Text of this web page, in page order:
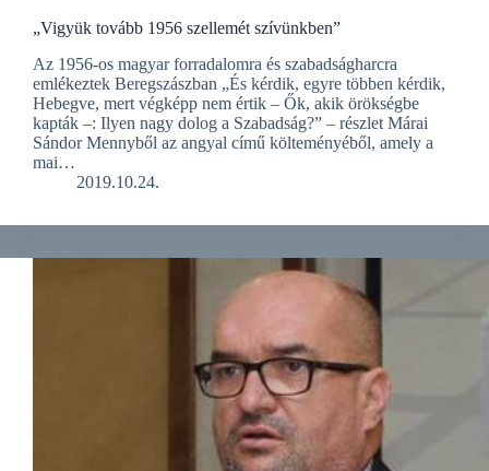
„Vigyük tovább 1956 szellemét szívünkben”
Az 1956-os magyar forradalomra és szabadságharcra
emlékeztek Beregszászban „És kérdik, egyre többen kérdik,
Hebegve, mert végképp nem értik – Ők, akik örökségbe
kapták –: Ilyen nagy dolog a Szabadság?” – részlet Márai
Sándor Mennyből az angyal című költeményéből, amely a
mai…
2019.10.24.